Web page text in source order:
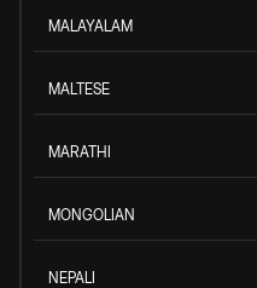
MALAYALAM
MALTESE
MARATHI
MONGOLIAN
NEPALI